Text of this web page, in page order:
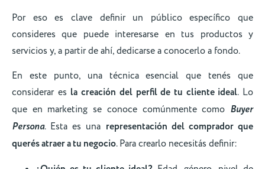
Por eso es clave definir un público específico que
consideres que puede interesarse en tus productos y
servicios y, a partir de ahí, dedicarse a conocerlo a fondo.
En este punto, una técnica esencial que tenés que
considerar es la creación del perfil de tu cliente ideal. Lo
que en marketing se conoce comúnmente como Buyer
Persona. Esta es una representación del comprador que
querés atraer a tu negocio. Para crearlo necesitás definir: